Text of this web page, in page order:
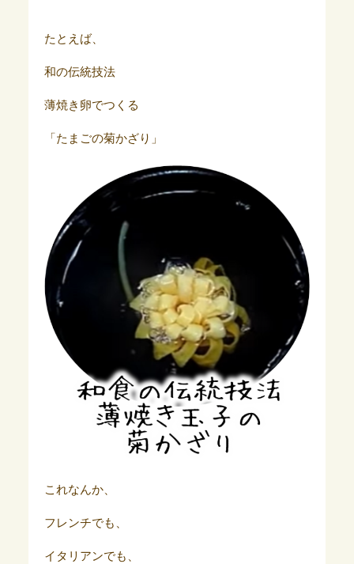
たとえば、
和の伝統技法
薄焼き卵でつくる
「たまごの菊かざり」
これなんか、
フレンチでも、
イタリアンでも、